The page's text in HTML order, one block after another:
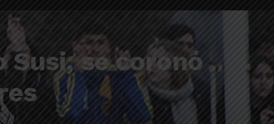
Susi, se coronó